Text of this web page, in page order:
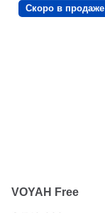
Скоро в продаже
VOYAH Free